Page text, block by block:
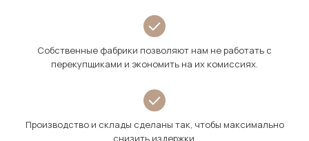
Собственные фабрики позволяют нам не работать с
перекупщиками и экономить на их комиссиях.
Производство и склады сделаны так, чтобы максимально
снизить издержки.